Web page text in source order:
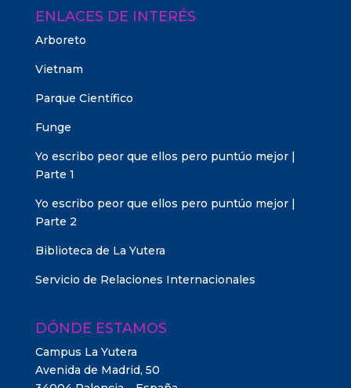
ENLACES DE INTERÉS
Arboreto
Vietnam
Parque Científico
Funge
Yo escribo peor que ellos pero puntúo mejor |
Parte 1
Yo escribo peor que ellos pero puntúo mejor |
Parte 2
Biblioteca de La Yutera
Servicio de Relaciones Internacionales
DÓNDE ESTAMOS
Campus La Yutera
Avenida de Madrid, 50